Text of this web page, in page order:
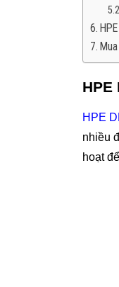
HPE
nhiều
hoạt